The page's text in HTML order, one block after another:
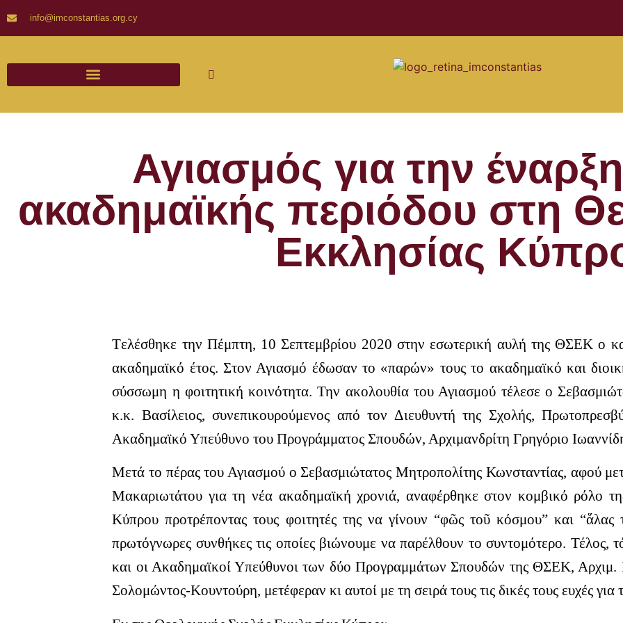
info@imconstantias.org.cy
Αγιασμός για την
ακαδημαϊκής περιόδου στη
Εκκλησίας
Tελέσθηκε την Πέμπτη, 10 Σεπτεμβρίου 2020 στην εσωτερική αυλή της ΘΣΕΚ ο
ακαδημαϊκό έτος. Στον Αγιασμό έδωσαν το «παρών» τους το ακαδημαϊκό και
σύσσωμη η φοιτητική κοινότητα. Την ακολουθία του Αγιασμού τέλεσε ο
κ.κ. Βασίλειος, συνεπικουρούμενος από τον Διευθυντή της Σχολής,
Ακαδημαϊκό Υπεύθυνο του Προγράμματος Σπουδών, Αρχιμανδρίτη Γρηγόριο
Μετά το πέρας του Αγιασμού ο Σεβασμιώτατος Μητροπολίτης Κωνσταντίας, αφού
Μακαριωτάτου για τη νέα ακαδημαϊκή χρονιά, αναφέρθηκε στον κομβικό ρόλο
Κύπρου προτρέποντας τους φοιτητές της να γίνουν “φῶς τοῦ κόσμου” και “ἅλας
πρωτόγνωρες συνθήκες τις οποίες βιώνουμε να παρέλθουν το συντομότερο. Τέλος,
και οι Ακαδημαϊκοί Υπεύθυνοι των δύο Προγραμμάτων Σπουδών της ΘΣΕΚ, Αρχιμ.
Σολομώντος-Κουντούρη, μετέφεραν κι αυτοί με τη σειρά τους τις δικές τους ευχές